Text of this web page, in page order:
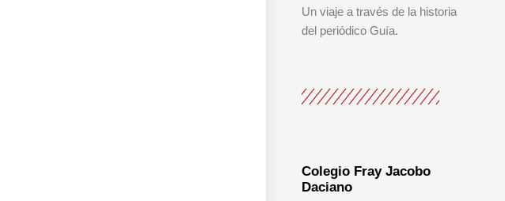
Un viaje a través de la historia
del periódico Guía.
Colegio Fray Jacobo
Daciano